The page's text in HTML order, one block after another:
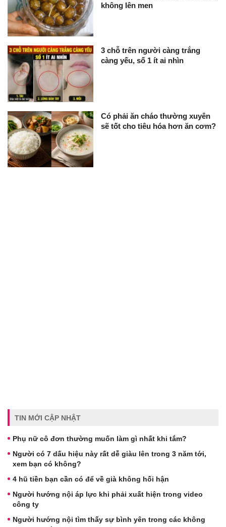
không lên men
3 chỗ trên người càng trắng
càng yếu, số 1 ít ai nhìn
Có phải ăn cháo thường xuyên
sẽ tốt cho tiêu hóa hơn ăn cơm?
TIN MỚI CẬP NHẬT
Phụ nữ cô đơn thường muốn làm gì nhất khi tắm?
Người có 7 dấu hiệu này rất dễ giàu lên trong 3 năm tới,
xem bạn có không?
4 hũ tiền bạn cần có để về già không hối hận
Người hướng nội áp lực khi phải xuất hiện trong video
công ty
Người hướng nội tìm thấy sự bình yên trong các không